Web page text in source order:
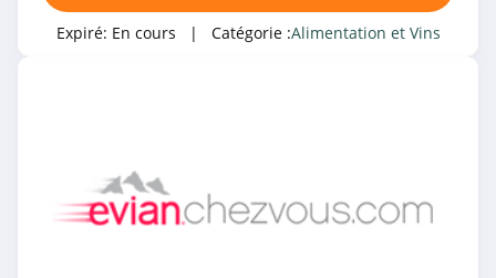
Expiré: En cours | Catégorie :Alimentation et Vins